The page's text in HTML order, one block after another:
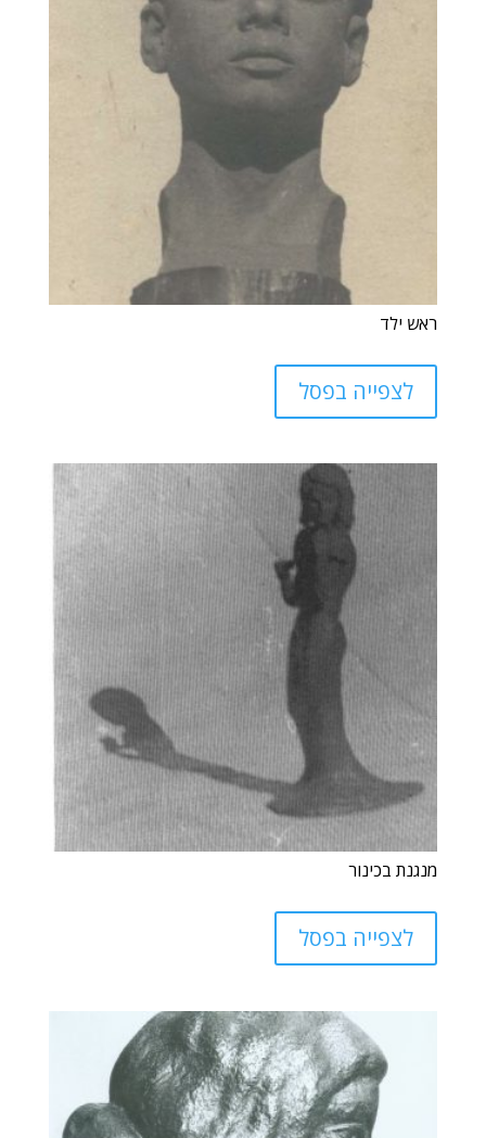
ראש ילד
לצפייה בפסל
מנגנת בכינור
לצפייה בפסל